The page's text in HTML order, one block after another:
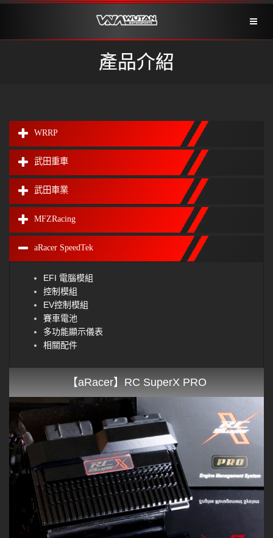
產品介紹
WRRP
武田重車
武田車業
MFZRacing
aRacer SpeedTek
EFI 電腦模組
控制模組
EV控制模組
賽車電池
多功能顯示儀表
相關配件
【aRacer】RC SuperX PRO